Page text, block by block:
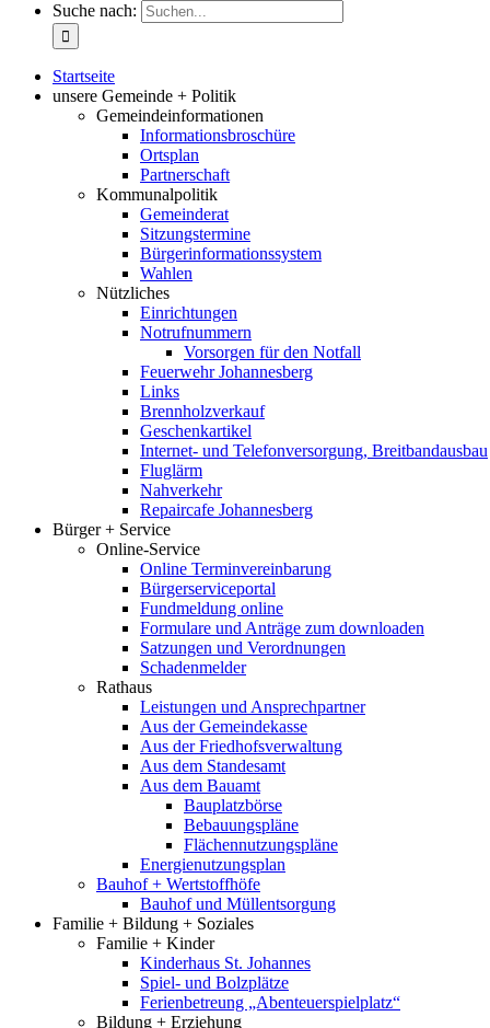
Suche nach:
Startseite
unsere Gemeinde + Politik
Gemeindeinformationen
Informationsbroschüre
Ortsplan
Partnerschaft
Kommunalpolitik
Gemeinderat
Sitzungstermine
Bürgerinformationssystem
Wahlen
Nützliches
Einrichtungen
Notrufnummern
Vorsorgen für den Notfall
Feuerwehr Johannesberg
Links
Brennholzverkauf
Geschenkartikel
Internet- und Telefonversorgung, Breitbandausbau
Fluglärm
Nahverkehr
Repaircafe Johannesberg
Bürger + Service
Online-Service
Online Terminvereinbarung
Bürgerserviceportal
Fundmeldung online
Formulare und Anträge zum downloaden
Satzungen und Verordnungen
Schadenmelder
Rathaus
Leistungen und Ansprechpartner
Aus der Gemeindekasse
Aus der Friedhofsverwaltung
Aus dem Standesamt
Aus dem Bauamt
Bauplatzbörse
Bebauungspläne
Flächennutzungspläne
Energienutzungsplan
Bauhof + Wertstoffhöfe
Bauhof und Müllentsorgung
Familie + Bildung + Soziales
Familie + Kinder
Kinderhaus St. Johannes
Spiel- und Bolzplätze
Ferienbetreung „Abenteuerspielplatz“
Bildung + Erziehung